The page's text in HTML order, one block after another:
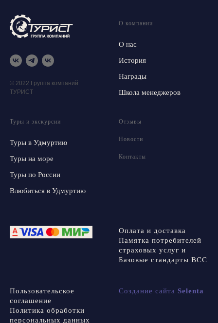
© 2022 Группа компаний
ТУРИСТ
О компании
О нас
История
Награды
Школа менеджеров
Туры и экскурсии
Туры в Удмуртию
Туры на море
Туры по России
Влюбиться в Удмуртию
Отзывы
Новости
Контакты
Оплата и доставка
Памятка потребителей
страховых услуг и
Базовые стандарты ВСС
Пользовательское
соглашение
Политика обработки
персональных данных
Создание сайта Selenta